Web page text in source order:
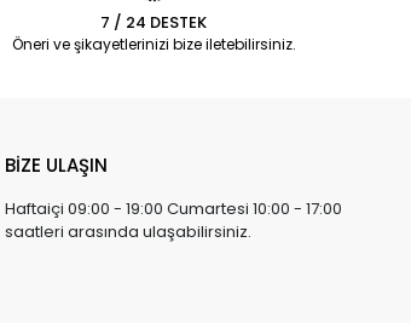
7 / 24 DESTEK
Öneri ve şikayetlerinizi bize iletebilirsiniz.
BİZE ULAŞIN
Haftaiçi 09:00 - 19:00 Cumartesi 10:00 - 17:00
saatleri arasında ulaşabilirsiniz.